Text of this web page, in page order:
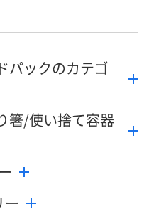
パックのカテゴ
箸/使い捨て容器
ー